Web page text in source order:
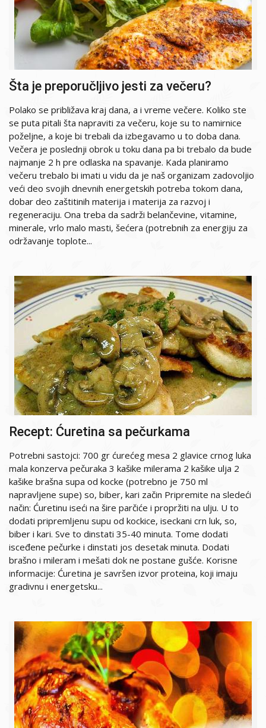
Šta je preporučljivo jesti za večeru?
Polako se približava kraj dana, a i vreme večere. Koliko ste
se puta pitali šta napraviti za večeru, koje su to namirnice
poželjne, a koje bi trebali da izbegavamo u to doba dana.
Večera je poslednji obrok u toku dana pa bi trebalo da bude
najmanje 2 h pre odlaska na spavanje. Kada planiramo
večeru trebalo bi imati u vidu da je naš organizam zadovoljio
veći deo svojih dnevnih energetskih potreba tokom dana,
dobar deo zaštitinih materija i materija za razvoj i
regeneraciju. Ona treba da sadrži belančevine, vitamine,
minerale, vrlo malo masti, šećera (potrebnih za energiju za
održavanje toplote...
Recept: Ćuretina sa pečurkama
Potrebni sastojci: 700 gr ćurećeg mesa 2 glavice crnog luka
mala konzerva pečuraka 3 kašike milerama 2 kašike ulja 2
kašike brašna supa od kocke (potrebno je 750 ml
napravljene supe) so, biber, kari začin Pripremite na sledeći
način: Ćuretinu iseći na šire parčiće i propržiti na ulju. U to
dodati pripremljenu supu od kockice, iseckani crn luk, so,
biber i kari. Sve to dinstati 35-40 minuta. Tome dodati
isceđene pečurke i dinstati jos desetak minuta. Dodati
brašno i mileram i mešati dok ne postane gušće. Korisne
informacije: Ćuretina je savršen izvor proteina, koji imaju
gradivnu i energetsku...